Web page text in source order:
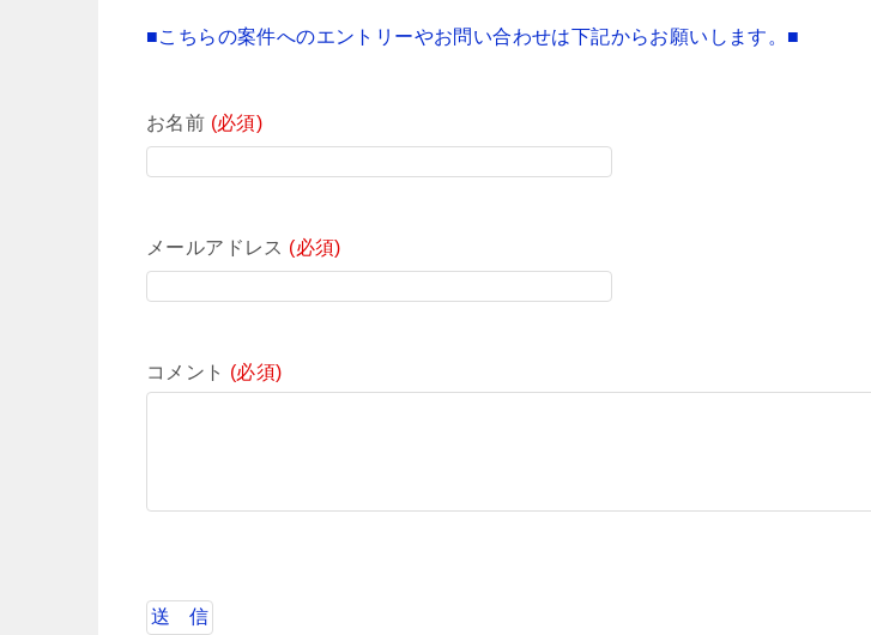
■こちらの案件へのエントリーやお問い合わせは下記からお願いします。■
お名前 (必須)
メールアドレス (必須)
コメント (必須)